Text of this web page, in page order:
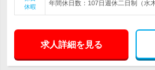
休暇
年間休日数：107日週休二日制（水
求人詳細を見る